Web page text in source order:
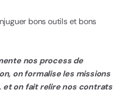
bons outils et bons
nos process de
on formalise les missions
et on fait relire nos contrats